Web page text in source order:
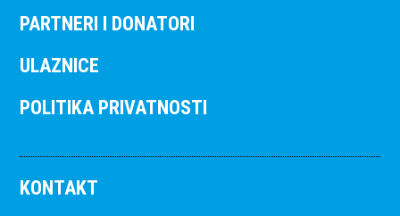
PARTNERI I DONATORI
ULAZNICE
POLITIKA PRIVATNOSTI
KONTAKT